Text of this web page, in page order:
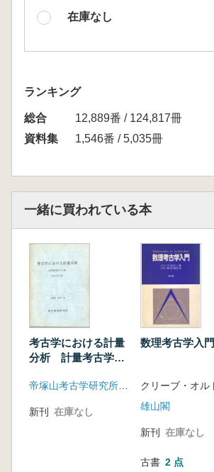
在庫なし
ランキング
総合
12,889番 / 124,817冊
資料集
1,546番 / 5,035冊
一緒に買われている本
考古学における計量
分析 計量考古学へ
帝塚山考古学研究所(統計数理研究所)
新刊 在庫なし
数理考古学入門
雄山閣
新刊 在庫なし
古書 2 点